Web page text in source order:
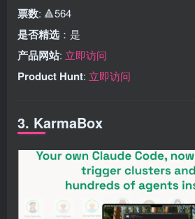
票数: 🔺564
是否精选 ：是
产品网站: 立即访问
Product Hunt: 立即访问
3. KarmaBox